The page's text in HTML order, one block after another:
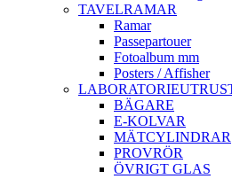
TAVELRAMAR
Ramar
Passepartouer
Fotoalbum mm
Posters / Affisher
BÄGARE
E-KOLVAR
MÄTCYLINDRAR
PROVRÖR
ÖVRIGT GLAS